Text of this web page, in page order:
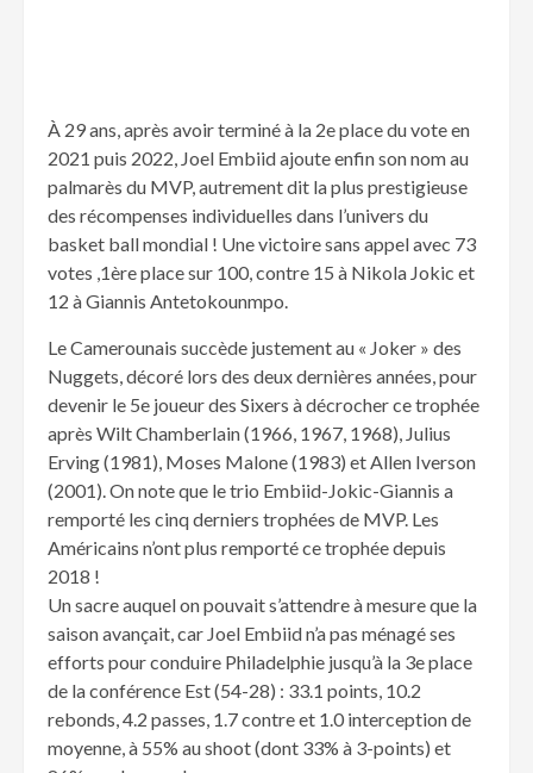
À 29 ans, après avoir terminé à la 2e place du vote en
2021 puis 2022, Joel Embiid ajoute enfin son nom au
palmarès du MVP, autrement dit la plus prestigieuse
des récompenses individuelles dans l’univers du
basket ball mondial ! Une victoire sans appel avec 73
votes ,1ère place sur 100, contre 15 à Nikola Jokic et
12 à Giannis Antetokounmpo.
Le Camerounais succède justement au « Joker » des
Nuggets, décoré lors des deux dernières années, pour
devenir le 5e joueur des Sixers à décrocher ce trophée
après Wilt Chamberlain (1966, 1967, 1968), Julius
Erving (1981), Moses Malone (1983) et Allen Iverson
(2001). On note que le trio Embiid-Jokic-Giannis a
remporté les cinq derniers trophées de MVP. Les
Américains n’ont plus remporté ce trophée depuis
2018 !
Un sacre auquel on pouvait s’attendre à mesure que la
saison avançait, car Joel Embiid n’a pas ménagé ses
efforts pour conduire Philadelphie jusqu’à la 3e place
de la conférence Est (54-28) : 33.1 points, 10.2
rebonds, 4.2 passes, 1.7 contre et 1.0 interception de
moyenne, à 55% au shoot (dont 33% à 3-points) et